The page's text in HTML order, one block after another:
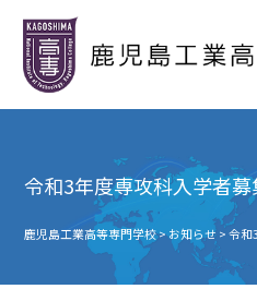
令和3年度専攻科入学者
鹿児島工業高等専門学校>お知らせ>令和